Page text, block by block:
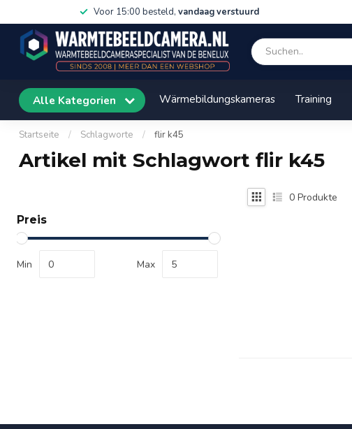
Voor 15:00 besteld, vandaag verstuurd
Alle Kategorien Wärmebildungskameras Training
Startseite / Schlagworte / flir k45
Artikel mit Schlagwort flir k45
Preis
Min Max
0 Produkte